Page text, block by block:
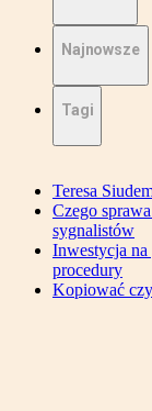
Najnowsze
Tagi
Teresa
Czego
sygnalistów
Inwestycja
procedury
Kopiować